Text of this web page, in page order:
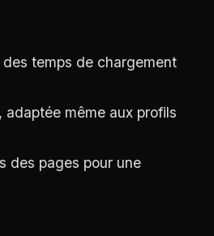
temps de chargement
adaptée même aux profils
des pages pour une